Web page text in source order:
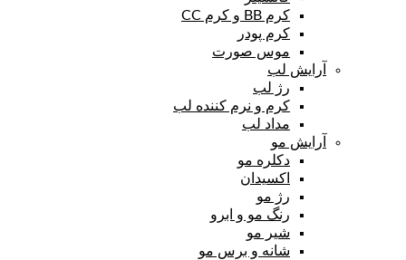
کرم BB و کرم CC
کرم پودر
موس صورت
آرایش لب
رژ لب
کرم و نرم کننده لب
مداد لب
آرایش مو
دکلره مو
اکسیدان
رژ مو
رنگ مو و ابرو
شیر مو
شانه و برس مو